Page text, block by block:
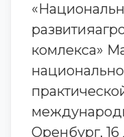
комлекса»
Оренбург, 16